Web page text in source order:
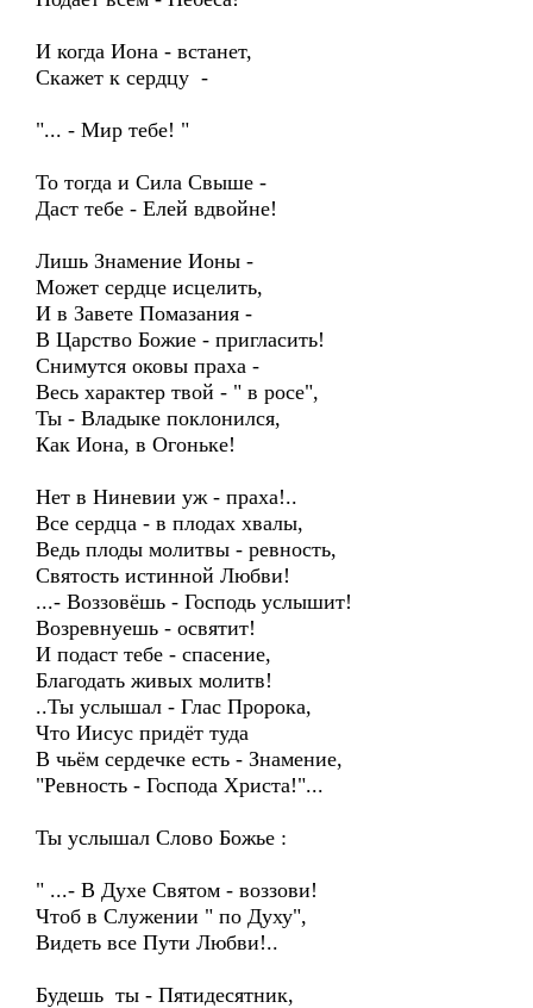
И когда Иона - встанет,
Скажет к сердцу -
"... - Мир тебе! "
То тогда и Сила Свыше -
Даст тебе - Елей вдвойне!
Лишь Знамение Ионы -
Может сердце исцелить,
И в Завете Помазания -
В Царство Божие - пригласить!
Снимутся оковы праха -
Весь характер твой - " в росе",
Ты - Владыке поклонился,
Как Иона, в Огоньке!
Нет в Ниневии уж - праха!..
Все сердца - в плодах хвалы,
Ведь плоды молитвы - ревность,
Святость истинной Любви!
...- Воззовёшь - Господь услышит!
Возревнуешь - освятит!
И подаст тебе - спасение,
Благодать живых молитв!
..Ты услышал - Глас Пророка,
Что Иисус придёт туда
В чьём сердечке есть - Знамение,
"Ревность - Господа Христа!"...
Ты услышал Слово Божье :
" ...- В Духе Святом - воззови!
Чтоб в Служении " по Духу",
Видеть все Пути Любви!..
Будешь ты - Пятидесятник,